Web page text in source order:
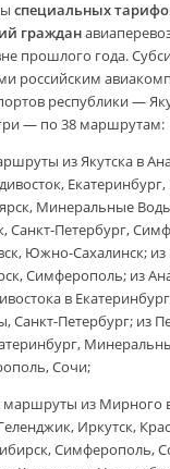
специальных
граждан
прошлого года.
российским
республики —
— по 38 маршрутам:
из Якутска в
Екатеринбург,
Минеральные
Санкт-Петербург,
Южно-Сахалинск;
Симферополь; из
в
Петербург; из
Сочи;
маршруты из Мирного
Иркутск,
Симферополь,